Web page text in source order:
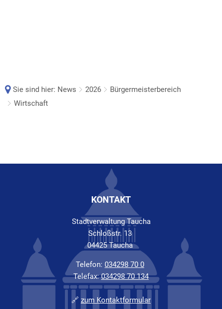
Sie sind hier: News 2026
Bürgermeisterbereich
Wirtschaft
KONTAKT
Stadtverwaltung Taucha
Schloßstr. 13
04425 Taucha
Telefon: 034298 70 0
Telefax:034298 70 134
🔗 zum Kontaktformular